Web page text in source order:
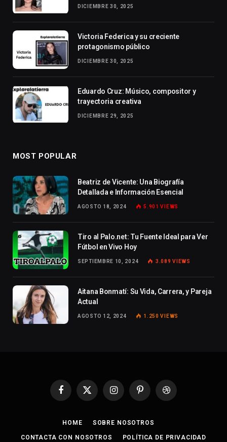
DICIEMBRE 30, 2025
Victoria Federica y su creciente
protagonismo público
DICIEMBRE 30, 2025
Eduardo Cruz: Músico, compositor y
trayectoria creativa
DICIEMBRE 29, 2025
MOST POPULAR
Beatriz de Vicente: Una Biografía
Detallada e Información Esencial
AGOSTO 18, 2024 5.901VIEWS
Tiro al Palo.net: Tu Fuente Ideal para Ver
Fútbol en Vivo Hoy
SEPTIEMBRE 10, 2024 3.089VIEWS
Aitana Bonmatí: Su Vida, Carrera, y Pareja
Actual
AGOSTO 12, 2024 1.250VIEWS
Facebook
X
InstagramPinterestDribbble
HOME SOBRE NOSOTROS
CONTACTA CON NOSOTROS POLÍTICA DE PRIVACIDAD